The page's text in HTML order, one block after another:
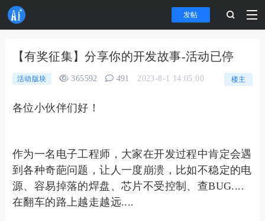
发帖
【有奖征集】分享你的开发故事-活动已停
楼主
活动版块 365592 491 2023-8-1 14:05:00
各位小伙伴们好！
作为一名电子工程师，大家在开发过程中肯定会遇
到各种奇葩问题，让人一度崩溃，比如不稳定的电
源、容易掉落的焊盘、芯片不受控制、查BUG....
在翻车的路上越走越远....